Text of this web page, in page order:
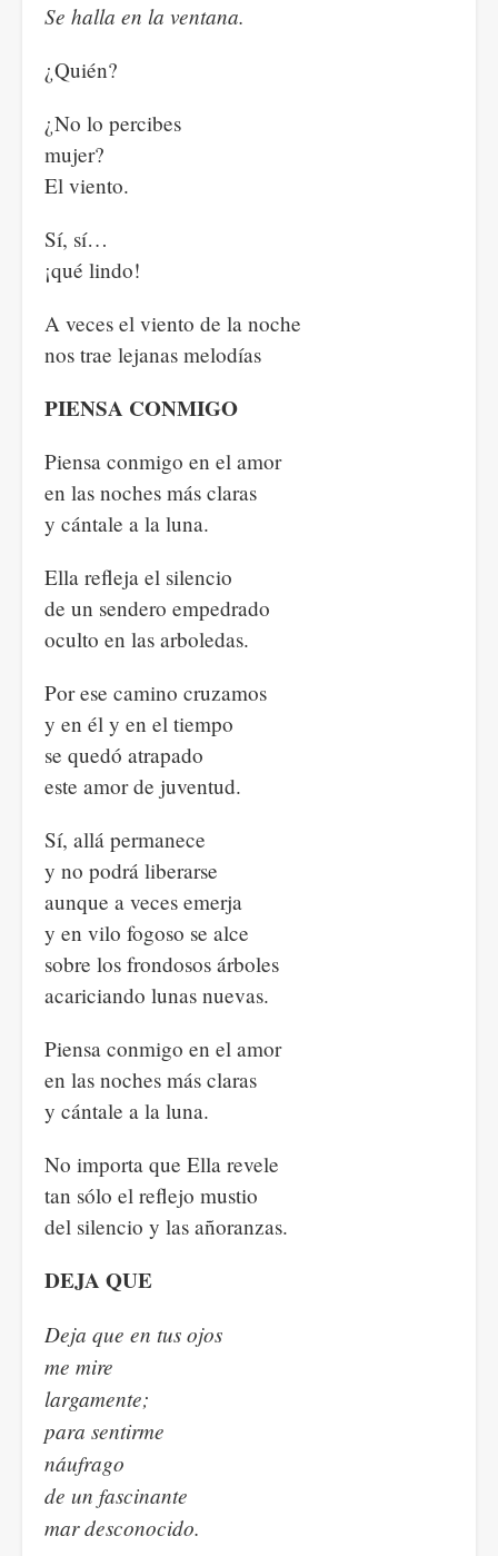
Se halla en la ventana.
¿Quién?
¿No lo percibes
mujer?
El viento.
Sí, sí…
¡qué lindo!
A veces el viento de la noche
nos trae lejanas melodías
PIENSA CONMIGO
Piensa conmigo en el amor
en las noches más claras
y cántale a la luna.
Ella refleja el silencio
de un sendero empedrado
oculto en las arboledas.
Por ese camino cruzamos
y en él y en el tiempo
se quedó atrapado
este amor de juventud.
Sí, allá permanece
y no podrá liberarse
aunque a veces emerja
y en vilo fogoso se alce
sobre los frondosos árboles
acariciando lunas nuevas.
Piensa conmigo en el amor
en las noches más claras
y cántale a la luna.
No importa que Ella revele
tan sólo el reflejo mustio
del silencio y las añoranzas.
DEJA QUE
Deja que en tus ojos
me mire
largamente;
para sentirme
náufrago
de un fascinante
mar desconocido.